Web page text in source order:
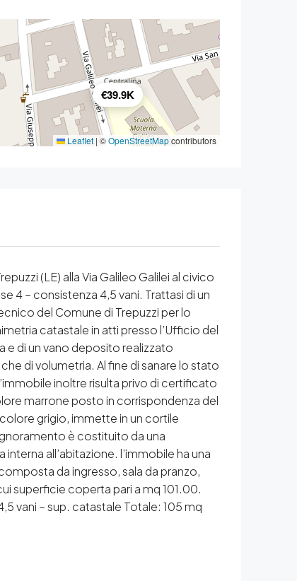
€39.9K
Leaflet | ©OpenStreetMapcontributors
(LE) alla Via Galileo Galilei al civico
4 – consistenza 4,5 vani. Trattasi di un
del Comune di Trepuzzi per lo
catastale in atti presso l’Ufficio del
e di un vano deposito realizzato
di volumetria. Al fine di sanare lo stato
inoltre risulta privo di certificato
marrone posto in corrispondenza del
grigio, immette in un cortile
è costituito da una
all’abitazione. l’immobile ha una
da ingresso, sala da pranzo,
superficie coperta pari a mq 101.00.
vani – sup. catastale Totale: 105 mq